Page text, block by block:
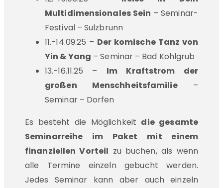
Multidimensionales Sein – Seminar-
Festival – Sulzbrunn
11.-14.09.25 – Der komische Tanz von
Yin & Yang – Seminar – Bad Kohlgrub
13.-16.11.25 – Im Kraftstrom der
großen Menschheitsfamilie–
Seminar – Dorfen
Es besteht die Möglichkeit die gesamte
Seminarreihe im Paket mit einem
finanziellen Vorteil zu buchen, als wenn
alle Termine einzeln gebucht werden.
Jedes Seminar kann aber auch einzeln